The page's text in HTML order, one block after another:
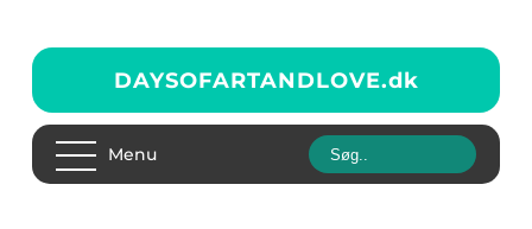
DAYSOFARTANDLOVE.dk
Menu